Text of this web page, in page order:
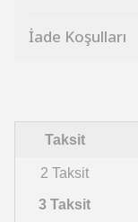
İade Koşulları
Taksit
2 Taksit
3 Taksit